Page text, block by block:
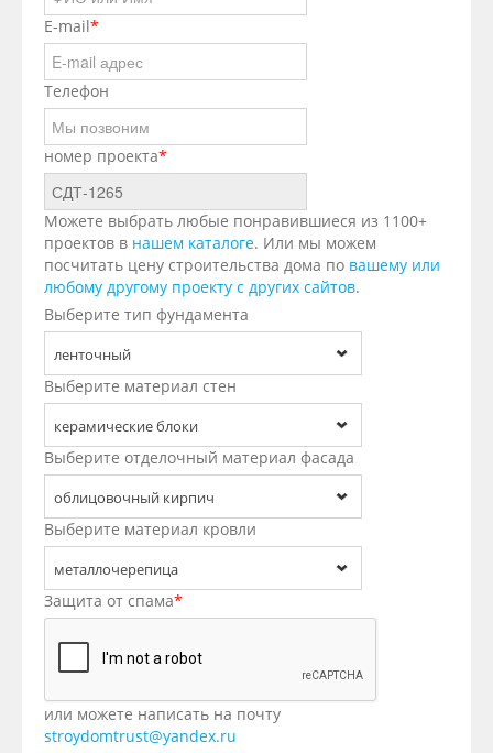
E-mail*
Телефон
номер проекта*
Можете выбрать любые понравившиеся из 1100+
проектов в нашем каталоге. Или мы можем
посчитать цену строительства дома по вашему или
любому другому проекту с других сайтов.
Выберите тип фундамента
ленточный
Выберите материал стен
керамические блоки
Выберите отделочный материал фасада
облицовочный кирпич
Выберите материал кровли
металлочерепица
Защита от спама*
или можете написать на почту
stroydomtrust@yandex.ru